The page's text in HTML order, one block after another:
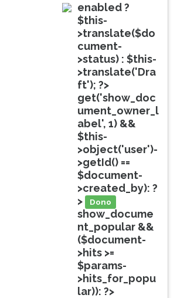
doc
enabled ?
$this-
>translate($do
cument-
>status) : $this-
>translate('Dra
ft'); ?>
get('show_doc
ument_owner_l
abel', 1) &&
$this-
>object('user')-
>getId() ==
$document-
>created_by): ?
>
Dono
show_docume
nt_popular &&
($document-
>hits >=
$params-
>hits_for_popu
lar)): ?>